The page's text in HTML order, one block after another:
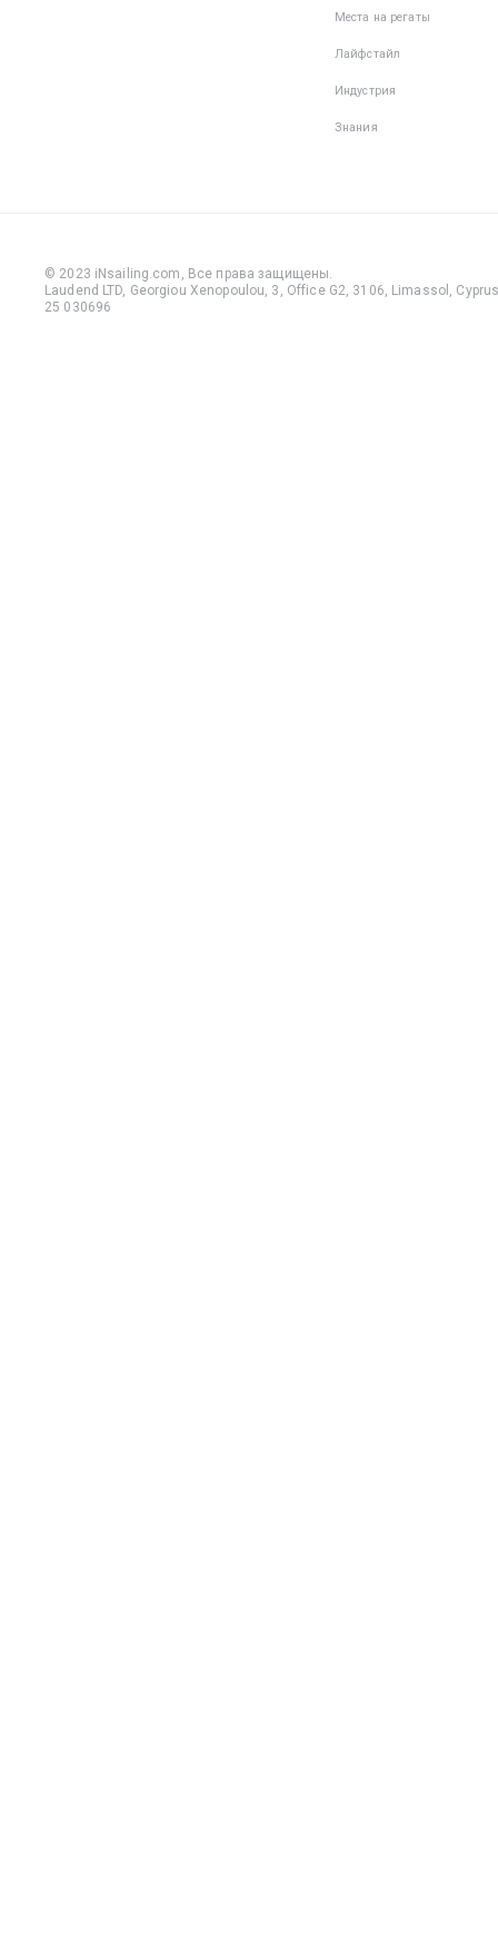
Места на регаты
Лайфстайл
Индустрия
Знания
© 2023 iNsailing.com, Все права защищены.
Laudend LTD, Georgiou Xenopoulou, 3, Office G2, 3106, Limassol,
25 030696